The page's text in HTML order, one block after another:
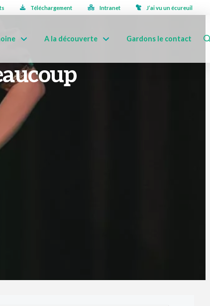
Téléchargement Intranet J’ai vu un écureuil
A la découverte Gardons le contact